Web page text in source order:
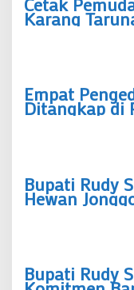
Karang
Siapkan
Empat
Ditangkap di
Bupati Rudy
Hewan
Hewan
Bupati Rudy